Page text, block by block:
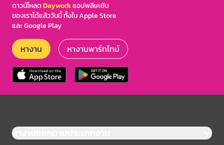
ดาวน์โหลดDayworkแอปพลิเคชัน
ของเราได้แล้ววันนี้ ทั้งใน Apple Store
และ Google Play
หางาน หางานพาร์ทไทม์
หางานแยกตามประเภทงาน